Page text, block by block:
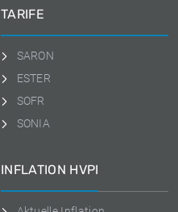
TARIFE
SARON
ESTER
SOFR
SONIA
INFLATION HVPI